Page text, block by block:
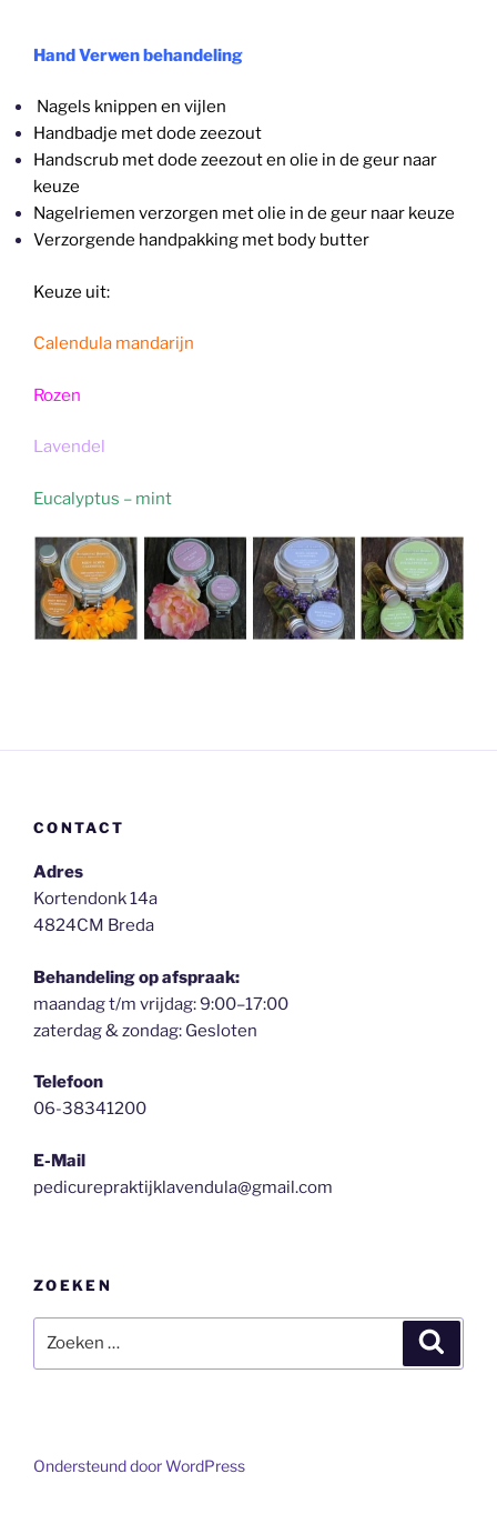
Hand Verwen behandeling
Nagels knippen en vijlen
Handbadje met dode zeezout
Handscrub met dode zeezout en olie in de geur naar
keuze
Nagelriemen verzorgen met olie in de geur naar keuze
Verzorgende handpakking met body butter
Keuze uit:
Calendula mandarijn
Rozen
Lavendel
Eucalyptus – mint
CONTACT
Adres
Kortendonk 14a
4824CM Breda
Behandeling op afspraak:
maandag t/m vrijdag: 9:00–17:00
zaterdag & zondag: Gesloten
Telefoon
06-38341200
E-Mail
pedicurepraktijklavendula@gmail.com
ZOEKEN
naar:
Ondersteund door WordPress